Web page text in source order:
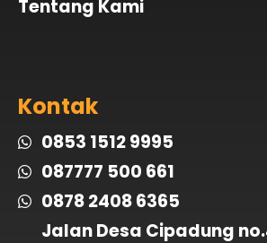
Tentang Kami
Kontak
0853 1512 9995
087777 500 661
0878 2408 6365
Jalan Desa Cipadung